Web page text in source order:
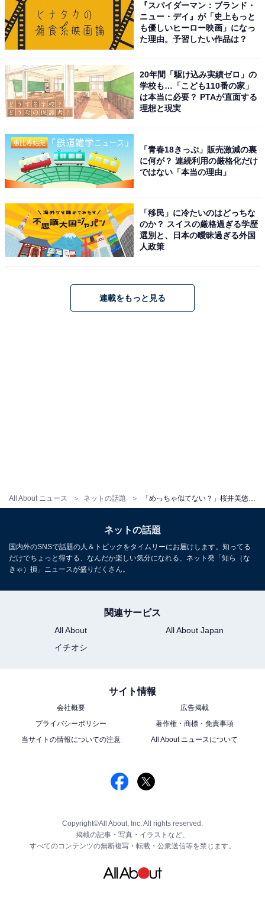
All About ニュース ネットの話題
『スパイダーマン：ブランド・
ニュー・デイ』が「史上もっと
も優しいヒーロー映画」になっ
た理由。予習したい作品は？
20年間「駆け込み実績ゼロ」の
学校も…「こども110番の家」
は本当に必要？ PTAが直面する
理想と現実
「青春18きっぷ」販売激減の裏
に何が？ 連続利用の厳格化だけ
ではない「本当の理由」
「移民」に冷たいのはどっちな
のか？ スイスの厳格過ぎる学歴
選別と、日本の曖昧過ぎる外国
人政策
連載をもっと見る
ネットの話題
国内外のSNSで話題の人＆トピックをタイムリーにお届けします。知ってる
だけでちょっと得する、なんだか楽しい気分になれる、ネット発「知ら（な
きゃ）損」ニュースが盛りだくさん。
関連サービス
All About
All About Japan
イチオシ
サイト情報
会社概要
広告掲載
プライバシーポリシー
著作権・商標・免責事項
当サイトの情報についての注意
All About ニュースについて
Copyright©All About, Inc. All rights reserved.
掲載の記事・写真・イラストなど、
すべてのコンテンツの無断複写・転載・公衆送信等を禁じます。